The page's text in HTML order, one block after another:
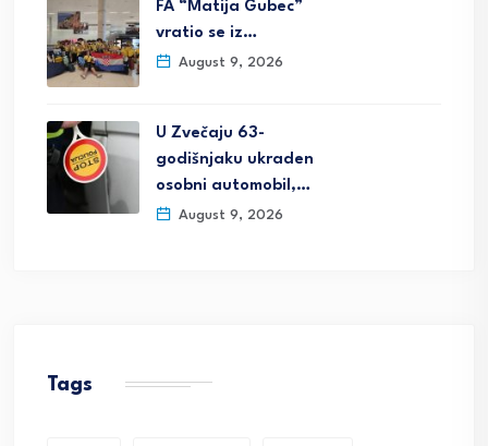
FA “Matija Gubec”
vratio se iz…
August 9, 2026
U Zvečaju 63-
godišnjaku ukraden
osobni automobil,…
August 9, 2026
Tags